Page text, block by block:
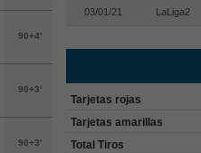
90+4'
90+3'
90+3'
03/01/21 LaLiga2
Tarjetas rojas
Tarjetas amarillas
Total Tiros